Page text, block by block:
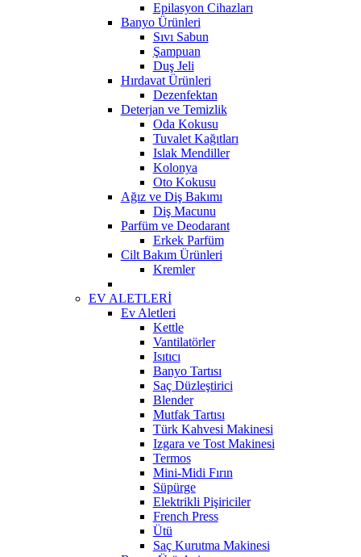
Epilasyon Cihazları
Banyo Ürünleri
Sıvı Sabun
Şampuan
Duş Jeli
Hırdavat Ürünleri
Dezenfektan
Deterjan ve Temizlik
Oda Kokusu
Tuvalet Kağıtları
Islak Mendiller
Kolonya
Oto Kokusu
Ağız ve Diş Bakımı
Diş Macunu
Parfüm ve Deodarant
Erkek Parfüm
Cilt Bakım Ürünleri
Kremler
EV ALETLERİ
Ev Aletleri
Kettle
Vantilatörler
Isıtıcı
Banyo Tartısı
Saç Düzleştirici
Blender
Mutfak Tartısı
Türk Kahvesi Makinesi
Izgara ve Tost Makinesi
Termos
Mini-Midi Fırın
Süpürge
Elektrikli Pişiriciler
French Press
Ütü
Saç Kurutma Makinesi